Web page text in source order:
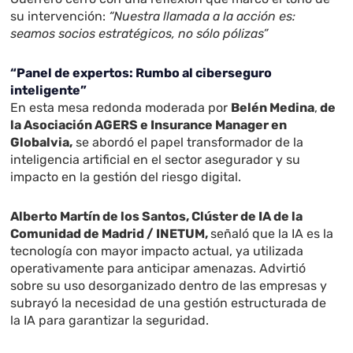
su intervención: “Nuestra llamada a la acción es:
seamos socios estratégicos, no sólo pólizas”
“Panel de expertos: Rumbo al ciberseguro
inteligente”
En esta mesa redonda moderada por Belén Medina, de
la Asociación AGERS e Insurance Manager en
Globalvia, se abordó el papel transformador de la
inteligencia artificial en el sector asegurador y su
impacto en la gestión del riesgo digital.
Alberto Martín de los Santos, Clúster de IA de la
Comunidad de Madrid / INETUM,señaló que la IA es la
tecnología con mayor impacto actual, ya utilizada
operativamente para anticipar amenazas. Advirtió
sobre su uso desorganizado dentro de las empresas y
subrayó la necesidad de una gestión estructurada de
la IA para garantizar la seguridad.